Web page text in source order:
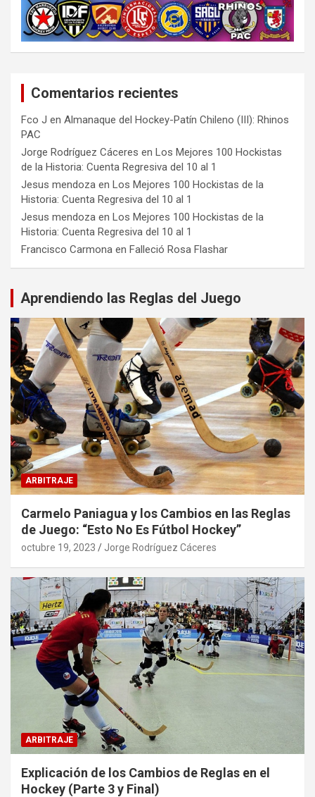
Comentarios recientes
Fco J en Almanaque del Hockey-Patín Chileno (III): Rhinos
PAC
Jorge Rodríguez Cáceres en Los Mejores 100 Hockistas
de la Historia: Cuenta Regresiva del 10 al 1
Jesus mendoza en Los Mejores 100 Hockistas de la
Historia: Cuenta Regresiva del 10 al 1
Jesus mendoza en Los Mejores 100 Hockistas de la
Historia: Cuenta Regresiva del 10 al 1
Francisco Carmona en Falleció Rosa Flashar
Aprendiendo las Reglas del Juego
ARBITRAJE
Carmelo Paniagua y los Cambios en las Reglas
de Juego: “Esto No Es Fútbol Hockey”
octubre 19, 2023 Jorge Rodríguez Cáceres
ARBITRAJE
Explicación de los Cambios de Reglas en el
Hockey (Parte 3 y Final)